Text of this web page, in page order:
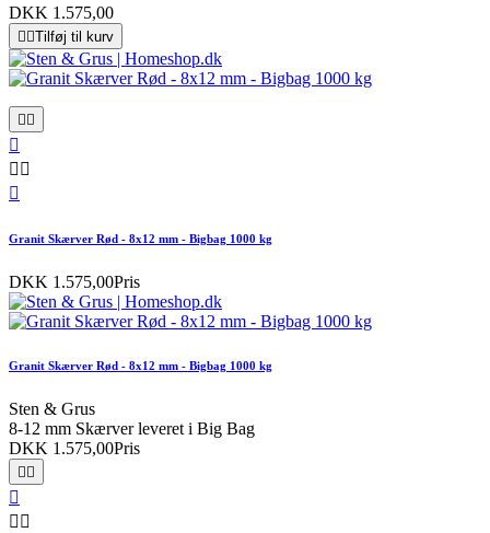
DKK 1.575,00
 Tilføj til kurv
 

 

Granit Skærver Rød - 8x12 mm - Bigbag 1000 kg
DKK 1.575,00Pris
Granit Skærver Rød - 8x12 mm - Bigbag 1000 kg
Sten & Grus
8-12 mm Skærver leveret i Big Bag
DKK 1.575,00Pris
 

 